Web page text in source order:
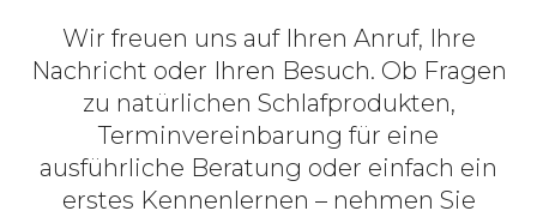
Wir freuen uns auf Ihren Anruf, Ihre
Nachricht oder Ihren Besuch. Ob Fragen
zu natürlichen Schlafprodukten,
Terminvereinbarung für eine
ausführliche Beratung oder einfach ein
erstes Kennenlernen – nehmen Sie